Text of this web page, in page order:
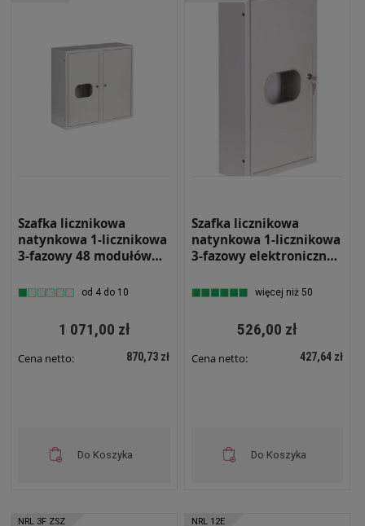
Szafka licznikowa
natynkowa 1-licznikowa
3-fazowy 48 modułów
NRL 48 Z ZAMKIEM I
od 4 do 10
1 071,00 zł
Cena netto: 870,73 zł
Do Koszyka
Szafka licznikowa
natynkowa 1-licznikowa
3-fazowy elektroniczny
310x580x130 Biała z
więcej niż 50
526,00 zł
Cena netto: 427,64 zł
Do Koszyka
NRL 3F ZSZ NRL 12E